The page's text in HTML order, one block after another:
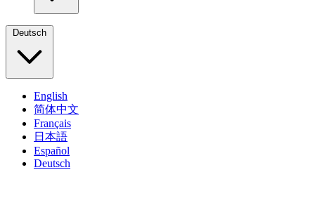
Deutsch
English
简体中文
Français
日本語
Español
Deutsch